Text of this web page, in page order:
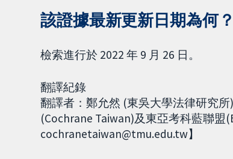
該證據最新更新日期為何？
檢索進行於 2022 年 9 月 26 日。
翻譯紀錄
翻譯者：鄭允然 (東吳大學法律研究
(Cochrane Taiwan)及東亞考科藍聯盟
cochranetaiwan@tmu.edu.tw】